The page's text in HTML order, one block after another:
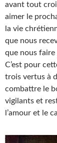
avant tout
aimer le
la vie
que nous
que nous faire
C’est pour
trois vertus à
combattre le
vigilants et
l’amour et le